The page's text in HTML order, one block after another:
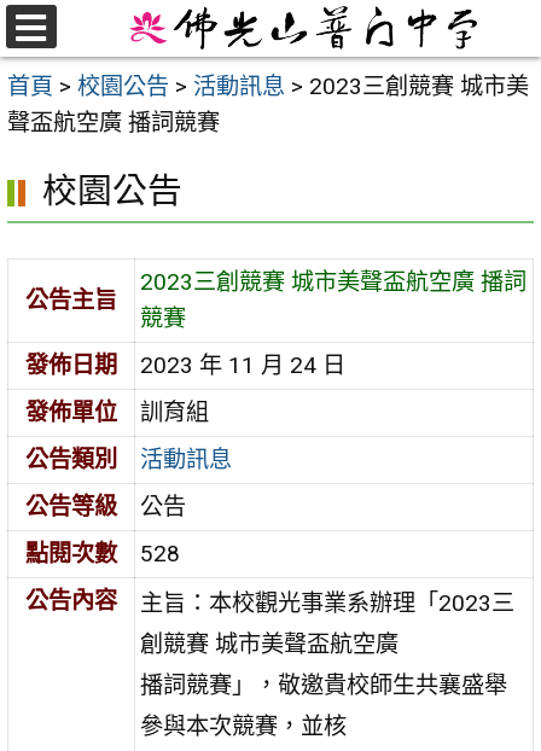
跳
至
主
要
首頁 > 校園公告 > 活動訊息 > 2023三創競賽 城市美
聲盃航空廣 播詞競賽
校園公告
公告主旨
2023三創競賽 城市美聲盃航空廣 播詞
競賽
發佈日期
2023 年 11 月 24 日
發佈單位
訓育組
公告類別
活動訊息
公告等級
公告
點閱次數
528
公告內容
主旨：本校觀光事業系辦理「2023三
創競賽 城市美聲盃航空廣
播詞競賽」，敬邀貴校師生共襄盛舉
參與本次競賽，並核
選
單